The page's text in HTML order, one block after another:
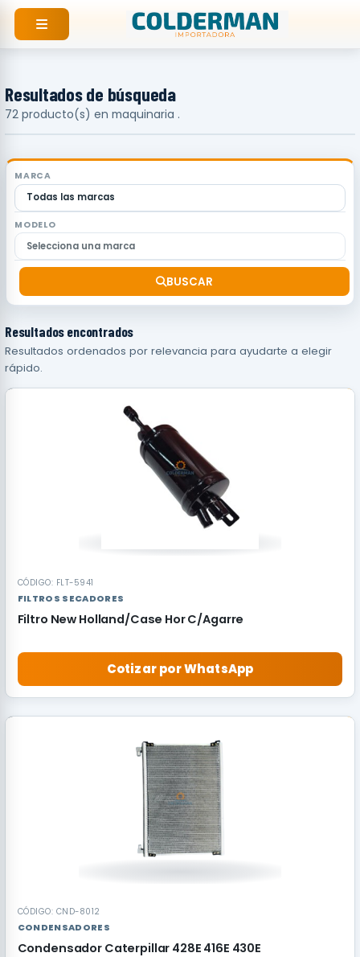
contenido
Resultados de búsqueda
72 producto(s) en maquinaria .
MARCA
MODELO
BUSCAR
Resultados encontrados
Resultados ordenados por relevancia para ayudarte a elegir
rápido.
CÓDIGO: FLT-5941
FILTROS SECADORES
Filtro New Holland/Case Hor C/Agarre
Cotizar por WhatsApp
CÓDIGO: CND-8012
CONDENSADORES
Condensador Caterpillar 428E 416E 430E